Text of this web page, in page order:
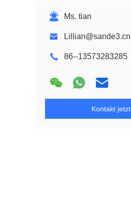
Ms. tian
Lillian@sande3.cn
86--13573283285
Kontakt jetzt